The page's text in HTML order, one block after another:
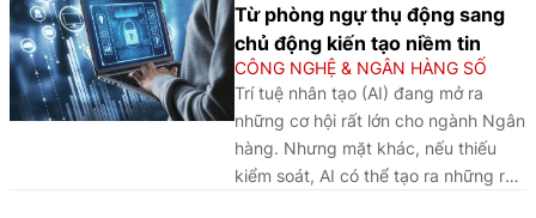
hàm ý chính sách cho Việt
Nam.
chống chịu vận hành của các tổ
chức tín dụng trong môi trường số.
Từ phòng ngự thụ động sang
chủ động kiến tạo niềm tin
CÔNG NGHỆ & NGÂN HÀNG SỐ
Trí tuệ nhân tạo (AI) đang mở ra
những cơ hội rất lớn cho ngành Ngân
hàng. Nhưng mặt khác, nếu thiếu
kiểm soát, AI có thể tạo ra những rủi